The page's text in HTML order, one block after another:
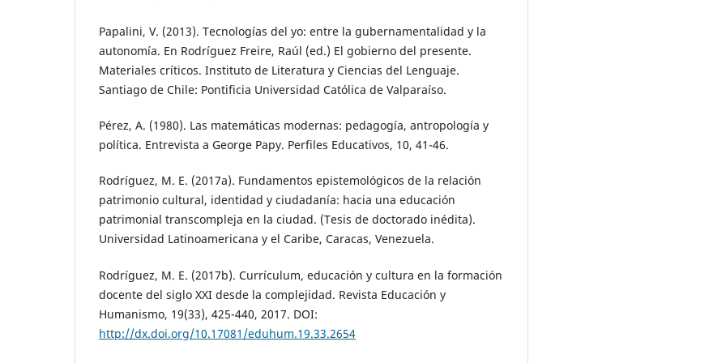
Papalini, V. (2013). Tecnologías del yo: entre la gubernamentalidad y la
autonomía. En Rodríguez Freire, Raúl (ed.) El gobierno del presente.
Materiales críticos. Instituto de Literatura y Ciencias del Lenguaje.
Santiago de Chile: Pontificia Universidad Católica de Valparaíso.
Pérez, A. (1980). Las matemáticas modernas: pedagogía, antropología y
política. Entrevista a George Papy. Perfiles Educativos, 10, 41-46.
Rodríguez, M. E. (2017a). Fundamentos epistemológicos de la relación
patrimonio cultural, identidad y ciudadanía: hacia una educación
patrimonial transcompleja en la ciudad. (Tesis de doctorado inédita).
Universidad Latinoamericana y el Caribe, Caracas, Venezuela.
Rodríguez, M. E. (2017b). Currículum, educación y cultura en la formación
docente del siglo XXI desde la complejidad. Revista Educación y
Humanismo, 19(33), 425-440, 2017. DOI:
http://dx.doi.org/10.17081/eduhum.19.33.2654